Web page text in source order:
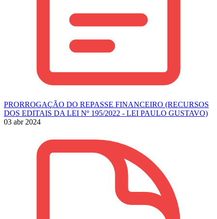
PRORROGAÇÃO DO REPASSE FINANCEIRO (RECURSOS
DOS EDITAIS DA LEI Nº 195/2022 - LEI PAULO GUSTAVO)
03 abr 2024